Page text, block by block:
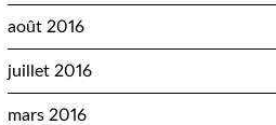
août 2016
juillet 2016
mars 2016